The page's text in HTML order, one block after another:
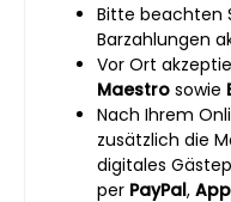
Bitte beachten
Barzahlungen
Vor Ort
Maestro sowie
Nach Ihrem
zusätzlich die
digitales
per PayPal,